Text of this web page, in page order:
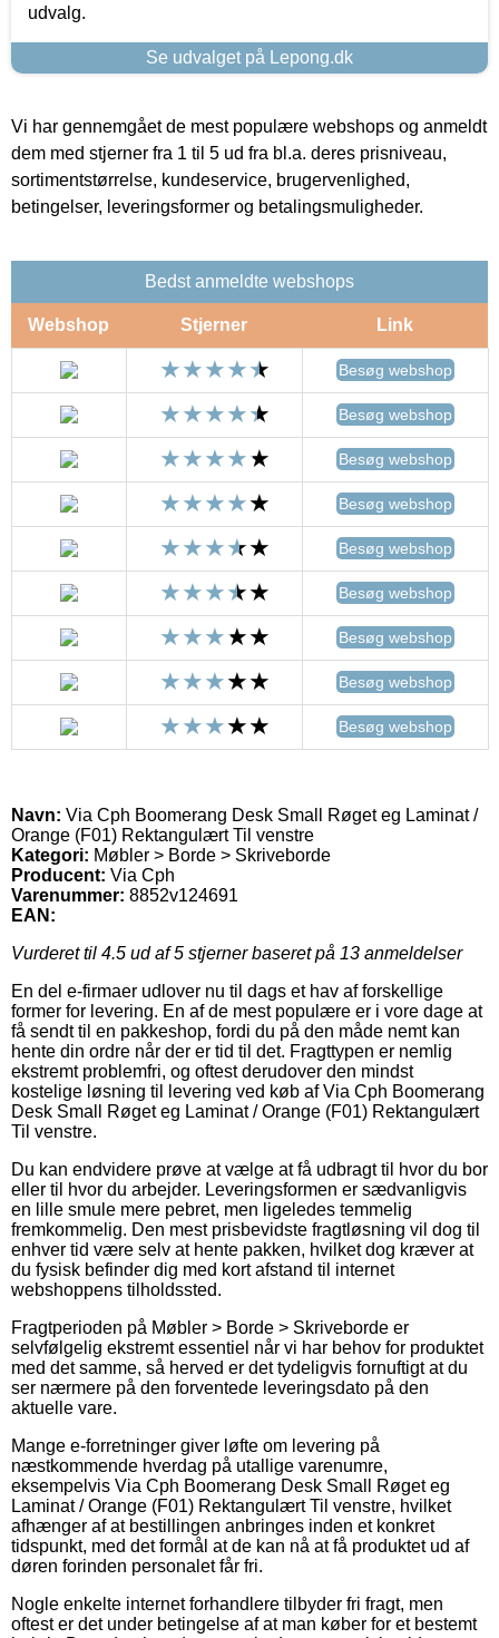
udvalg.
Se udvalget på Lepong.dk
Vi har gennemgået de mest populære webshops og anmeldt
dem med stjerner fra 1 til 5 ud fra bl.a. deres prisniveau,
sortimentstørrelse, kundeservice, brugervenlighed,
betingelser, leveringsformer og betalingsmuligheder.
Bedst anmeldte webshops
Webshop Stjerner Link
Besøg webshop
Besøg webshop
Besøg webshop
Besøg webshop
Besøg webshop
Besøg webshop
Besøg webshop
Besøg webshop
Besøg webshop
Navn: Via Cph Boomerang Desk Small Røget eg Laminat /
Orange (F01) Rektangulært Til venstre
Kategori: Møbler > Borde > Skriveborde
Producent: Via Cph
Varenummer: 8852v124691
EAN:
Vurderet til 4.5 ud af 5 stjerner baseret på 13 anmeldelser
En del e-firmaer udlover nu til dags et hav af forskellige
former for levering. En af de mest populære er i vore dage at
få sendt til en pakkeshop, fordi du på den måde nemt kan
hente din ordre når der er tid til det. Fragttypen er nemlig
ekstremt problemfri, og oftest derudover den mindst
kostelige løsning til levering ved køb af Via Cph Boomerang
Desk Small Røget eg Laminat / Orange (F01) Rektangulært
Til venstre.
Du kan endvidere prøve at vælge at få udbragt til hvor du bor
eller til hvor du arbejder. Leveringsformen er sædvanligvis
en lille smule mere pebret, men ligeledes temmelig
fremkommelig. Den mest prisbevidste fragtløsning vil dog til
enhver tid være selv at hente pakken, hvilket dog kræver at
du fysisk befinder dig med kort afstand til internet
webshoppens tilholdssted.
Fragtperioden på Møbler > Borde > Skriveborde er
selvfølgelig ekstremt essentiel når vi har behov for produktet
med det samme, så herved er det tydeligvis fornuftigt at du
ser nærmere på den forventede leveringsdato på den
aktuelle vare.
Mange e-forretninger giver løfte om levering på
næstkommende hverdag på utallige varenumre,
eksempelvis Via Cph Boomerang Desk Small Røget eg
Laminat / Orange (F01) Rektangulært Til venstre, hvilket
afhænger af at bestillingen anbringes inden et konkret
tidspunkt, med det formål at de kan nå at få produktet ud af
døren forinden personalet får fri.
Nogle enkelte internet forhandlere tilbyder fri fragt, men
oftest er det under betingelse af at man køber for et bestemt